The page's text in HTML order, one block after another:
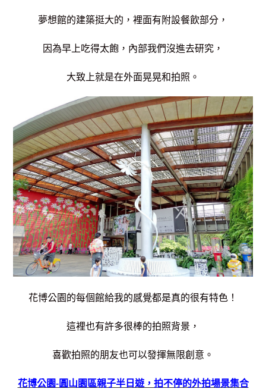
夢想館的建築挺大的， 裡面有附設餐飲部分，
因為早上吃得太飽， 內部我們沒進去研究，
大致上就是在外面晃晃和拍照。
花博公園的每個館給我的感覺都是真的很有特色！
這裡也有許多很棒的拍照背景，
喜歡拍照的朋友也可以發揮無限創意。
花博公園-圓山園區親子半日遊，拍不停的外拍場景集合